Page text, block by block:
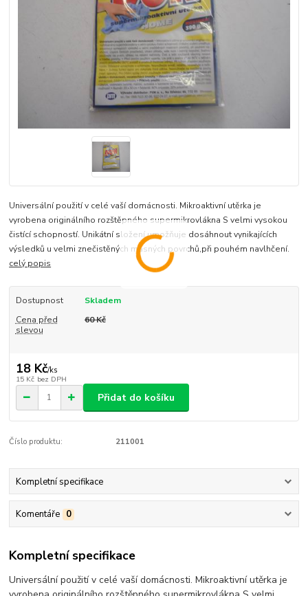
Universální použití v celé vaší domácnosti. Mikroaktivní utěrka je
vyrobena originálního rozštěpného supermikrovlákna S velmi vysokou
čistící schopností. Unikátní složení umožňuje dosáhnout vynikajících
výsledků u velmi znečistěných masných povrchů,při pouhém navlhčení.
celý popis
Dostupnost
Skladem
Cena před
slevou
60 Kč
18 Kč/ks
15 Kč bez DPH
Přidat do košíku
Číslo produktu: 211001
Kompletní specifikace
Komentáře 0
Kompletní specifikace
Universální použití v celé vaší domácnosti. Mikroaktivní utěrka je